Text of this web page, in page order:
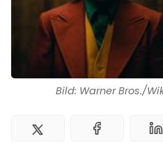
Bild: Warner Bros./